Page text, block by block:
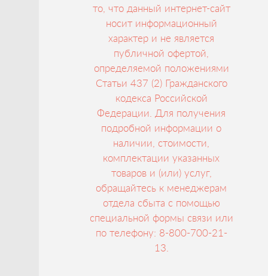
то, что данный интернет-сайт
носит информационный
характер и не является
публичной офертой,
определяемой положениями
Статьи 437 (2) Гражданского
кодекса Российской
Федерации. Для получения
подробной информации о
наличии, стоимости,
комплектации указанных
товаров и (или) услуг,
обращайтесь к менеджерам
отдела сбыта с помощью
специальной формы связи или
по телефону: 8-800-700-21-
13.